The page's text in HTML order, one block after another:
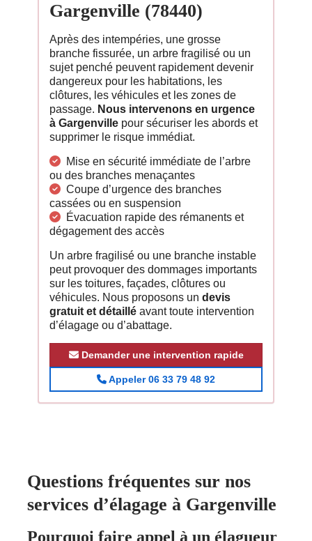
Gargenville (78440)
Après des intempéries, une grosse
branche fissurée, un arbre fragilisé ou un
sujet penché peuvent rapidement devenir
dangereux pour les habitations, les
clôtures, les véhicules et les zones de
passage. Nous intervenons en urgence
à Gargenville pour sécuriser les abords et
supprimer le risque immédiat.
Mise en sécurité immédiate de l’arbre
ou des branches menaçantes
Coupe d’urgence des branches
cassées ou en suspension
Évacuation rapide des rémanents et
dégagement des accès
Un arbre fragilisé ou une branche instable
peut provoquer des dommages importants
sur les toitures, façades, clôtures ou
véhicules. Nous proposons un devis
gratuit et détaillé avant toute intervention
d’élagage ou d’abattage.
Demander une intervention rapide
Appeler 06 33 79 48 92
Questions fréquentes sur nos
services d’élagage à Gargenville
Pourquoi faire appel à un élagueur